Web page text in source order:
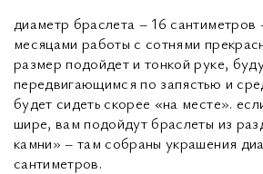
диаметр браслета – 16 сантиметров
месяцами работы с сотнями
размер подойдет и тонкой руке,
передвигающимся по запястью и
будет сидеть скорее «на месте».
шире, вам подойдут браслеты из
камни» – там собраны украшения
сантиметров.